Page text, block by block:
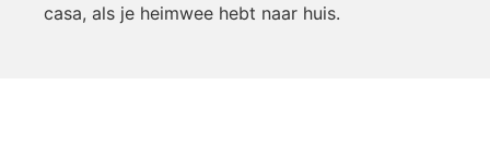
casa, als je heimwee hebt naar huis.